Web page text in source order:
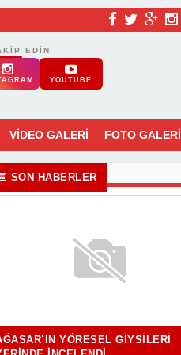
EDIN
YOUTUBE
VİDEO GALERİ FOTO GALERİ
SON HABERLER
YÖRESEL GIYSILERI